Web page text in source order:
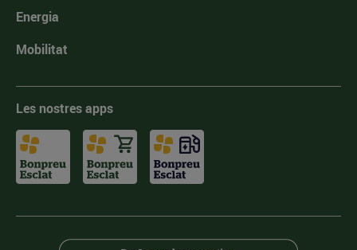
Energia
Mobilitat
Les nostres apps